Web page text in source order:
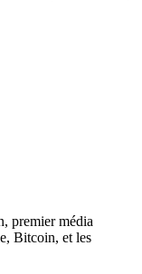
premier média
Bitcoin, et les